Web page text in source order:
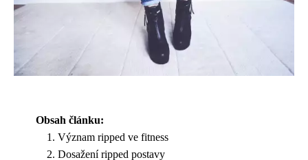
Obsah článku:
Význam ripped ve fitness
Dosažení ripped postavy